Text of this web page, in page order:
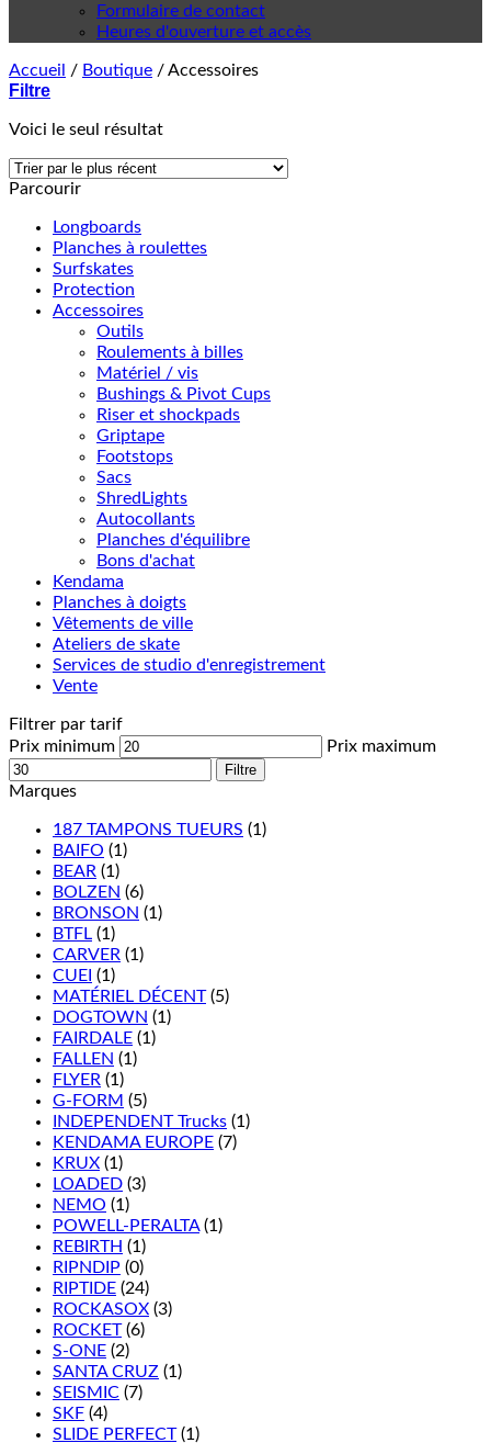
Formulaire de contact
Heures d'ouverture et accès
Accueil / Boutique /Accessoires
Filtre
Voici le seul résultat
Parcourir
Longboards
Planches à roulettes
Surfskates
Protection
Accessoires
Outils
Roulements à billes
Matériel / vis
Bushings & Pivot Cups
Riser et shockpads
Griptape
Footstops
Sacs
ShredLights
Autocollants
Planches d'équilibre
Bons d'achat
Kendama
Planches à doigts
Vêtements de ville
Ateliers de skate
Services de studio d'enregistrement
Vente
Filtrer par tarif
Prix minimum
Prix maximum
Filtre
Marques
187 TAMPONS TUEURS (1)
BAIFO (1)
BEAR (1)
BOLZEN (6)
BRONSON (1)
BTFL (1)
CARVER (1)
CUEI (1)
MATÉRIEL DÉCENT (5)
DOGTOWN (1)
FAIRDALE (1)
FALLEN (1)
FLYER (1)
G-FORM (5)
INDEPENDENT Trucks (1)
KENDAMA EUROPE (7)
KRUX (1)
LOADED (3)
NEMO (1)
POWELL-PERALTA (1)
REBIRTH (1)
RIPNDIP (0)
RIPTIDE (24)
ROCKASOX (3)
ROCKET (6)
S-ONE (2)
SANTA CRUZ (1)
SEISMIC (7)
SKF (4)
SLIDE PERFECT (1)